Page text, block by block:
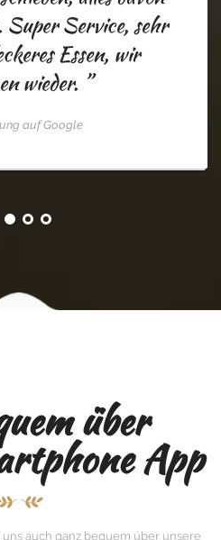
Service, sehr
Essen, wir
wieder. ”
auf Google
über
App
auch ganz bequem über unsere